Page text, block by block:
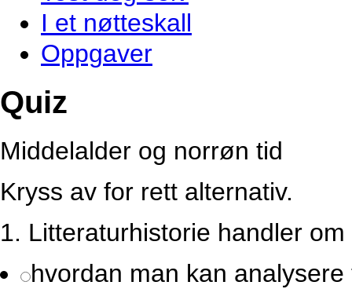
I et nøtteskall
Oppgaver
Quiz
Middelalder og norrøn tid
Kryss av for rett alternativ.
1. Litteraturhistorie handler om
hvordan man kan analysere